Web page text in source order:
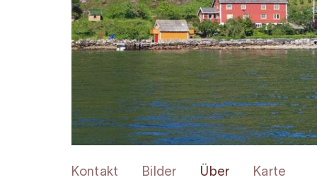
Kontakt Bilder Über Karte